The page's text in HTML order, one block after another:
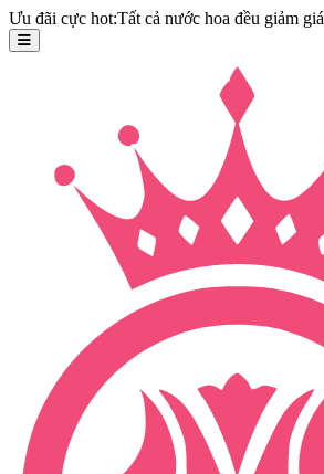
Ưu đãi cực hot:Tất cả nước hoa đều giảm